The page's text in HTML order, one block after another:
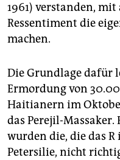
1961) verstanden,
Ressentiment die
machen.
Die Grundlage dafür
Ermordung von
Haitianern im
das Perejil-Massaker.
wurden die, die das R
Petersilie, nicht